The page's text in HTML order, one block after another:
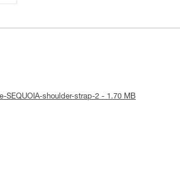
SEQUOIA-shoulder-strap-2 - 1.70 MB